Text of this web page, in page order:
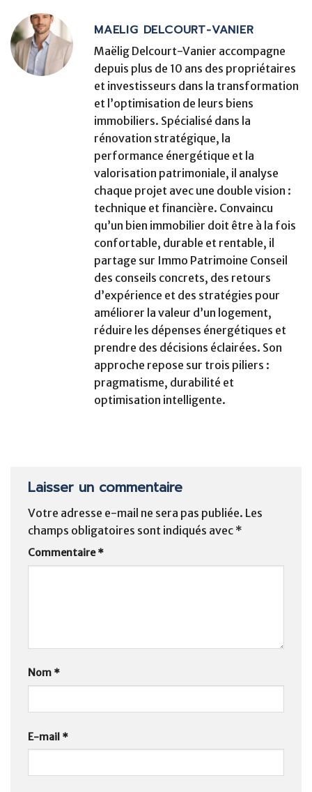
MAELIG DELCOURT-VANIER
Maëlig Delcourt-Vanier accompagne
depuis plus de 10 ans des propriétaires
et investisseurs dans la transformation
et l’optimisation de leurs biens
immobiliers. Spécialisé dans la
rénovation stratégique, la
performance énergétique et la
valorisation patrimoniale, il analyse
chaque projet avec une double vision :
technique et financière. Convaincu
qu’un bien immobilier doit être à la fois
confortable, durable et rentable, il
partage sur Immo Patrimoine Conseil
des conseils concrets, des retours
d’expérience et des stratégies pour
améliorer la valeur d’un logement,
réduire les dépenses énergétiques et
prendre des décisions éclairées. Son
approche repose sur trois piliers :
pragmatisme, durabilité et
optimisation intelligente.
Laisser un commentaire
Votre adresse e-mail ne sera pas publiée. Les
champs obligatoires sont indiqués avec *
Commentaire*
Nom *
E-mail *